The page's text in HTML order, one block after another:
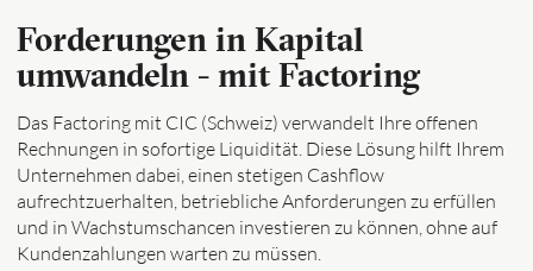
Forderungen in Kapital
umwandeln - mit Factoring
Das Factoring mit CIC (Schweiz) verwandelt Ihre offenen
Rechnungen in sofortige Liquidität. Diese Lösung hilft Ihrem
Unternehmen dabei, einen stetigen Cashflow
aufrechtzuerhalten, betriebliche Anforderungen zu erfüllen
und in Wachstumschancen investieren zu können, ohne auf
Kundenzahlungen warten zu müssen.